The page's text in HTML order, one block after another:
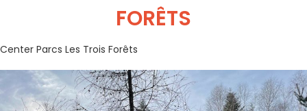
FORÊTS
Center Parcs Les Trois Forêts